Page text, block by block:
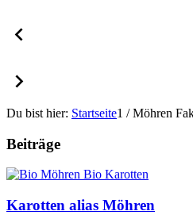
Du bist hier: Startseite1 / Möhren
Beiträge
Karotten alias Möhren